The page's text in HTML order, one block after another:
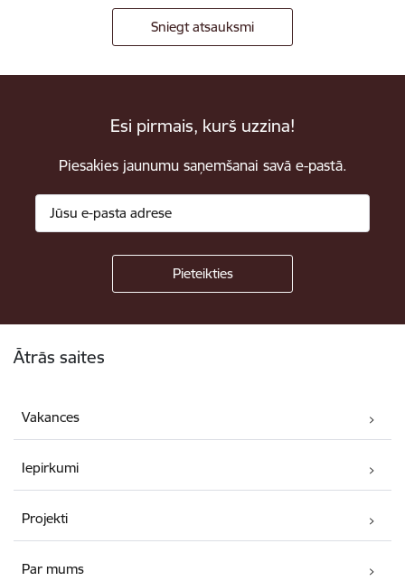
Sniegt atsauksmi
Esi pirmais, kurš uzzina!
Piesakies jaunumu saņemšanai savā e-pastā.
Ātrās saites
Vakances
Iepirkumi
Projekti
Par mums